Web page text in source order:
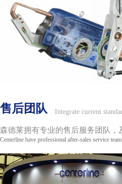
售后团队 Integrate current
森德莱拥有专业的售后服务团队
Centerline have professional after-sales service